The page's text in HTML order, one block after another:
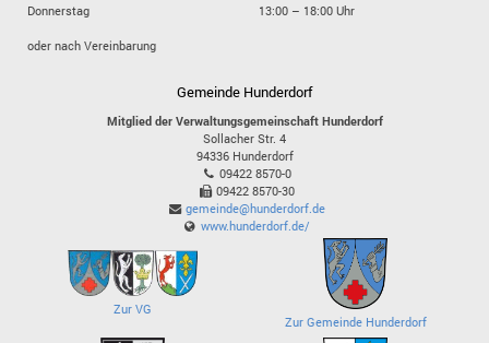
Donnerstag
13:00 – 18:00 Uhr
oder nach Vereinbarung
Gemeinde Hunderdorf
Mitglied der Verwaltungsgemeinschaft Hunderdorf
Sollacher Str. 4
94336 Hunderdorf
09422 8570-0
09422 8570-30
gemeinde@hunderdorf.de
www.hunderdorf.de/
Zur VG
Zur Gemeinde Hunderdorf